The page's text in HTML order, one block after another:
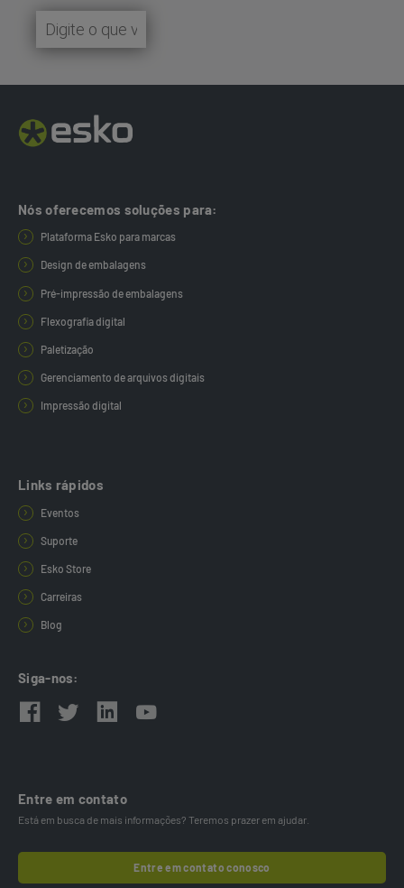
Nós oferecemos soluções para:
Plataforma Esko para marcas
Design de embalagens
Pré-impressão de embalagens
Flexografia digital
Paletização
Gerenciamento de arquivos digitais
Impressão digital
Links rápidos
Eventos
Suporte
Esko Store
Carreiras
Blog
Siga-nos:
Entre em contato
Está em busca de mais informações? Teremos prazer em ajudar.
Entre em contato conosco